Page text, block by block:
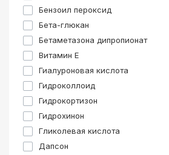
Вся продукция
Інформація
Виробники
Бензоил пероксид
Бета-глюкан
Бетаметазона дипропионат
Витамин E
Гиалуроновая кислота
Гидроколлоид
Гидрокортизон
Гидрохинон
Гликолевая кислота
Дапсон